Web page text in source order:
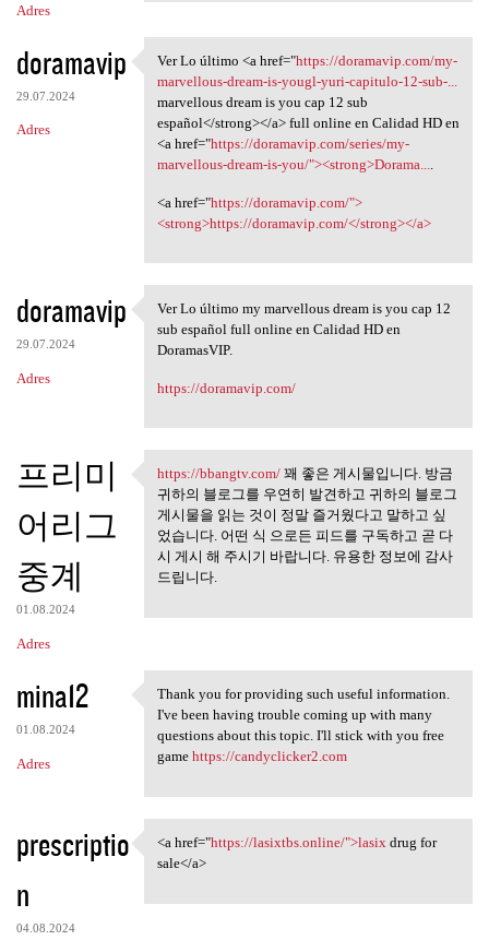
Adres
doramavip
29.07.2024
Adres
Ver Lo último <a href="https:
Ver Lo último <a href="https://doramavip.com/my-
marvellous-dream-is-yougl-yuri-capitulo-12-sub-...
marvellous dream is you cap 12 sub
español</strong></a> full online en Calidad HD en
<a href="https://doramavip.com/series/my-
marvellous-dream-is-you/"><strong>Dorama....
<a href="https://doramavip.com/">
<strong>https://doramavip.com/</strong></a>
doramavip
29.07.2024
Adres
Ver Lo último my marvellous
Ver Lo último my marvellous dream is you cap 12
sub español full online en Calidad HD en
DoramasVIP.
https://doramavip.com/
프리미
어리그
중계
01.08.2024
Adres
https://bbangtv.com/ 꽤 좋은
https://bbangtv.com/꽤 좋은 게시물입니다. 방금
귀하의 블로그를 우연히 발견하고 귀하의 블로그
게시물을 읽는 것이 정말 즐거웠다고 말하고 싶
었습니다. 어떤 식 으로든 피드를 구독하고 곧 다
시 게시 해 주시기 바랍니다. 유용한 정보에 감사
드립니다.
mina12
01.08.2024
Adres
Thank you for providing such
Thank you for providing such useful information.
I've been having trouble coming up with many
questions about this topic. I'll stick with you free
game https://candyclicker2.com
prescriptio
n
04.08.2024
<a href="https://lasixtbs
<a href="https://lasixtbs.online/">lasix drug for
sale</a>